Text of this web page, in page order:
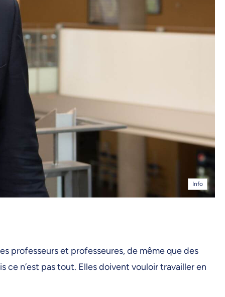
Info
professeurs et professeures, de même que des
ce n’est pas tout. Elles doivent vouloir travailler en